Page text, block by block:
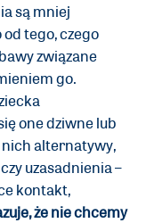
są mniej
tego, czego
związane
go.
one dziwne lub
nich alternatywy,
uzasadnienia –
kontakt,
że nie chcemy